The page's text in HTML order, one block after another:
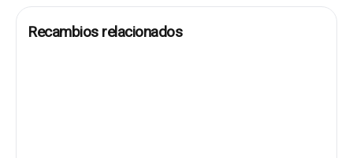
Recambios relacionados